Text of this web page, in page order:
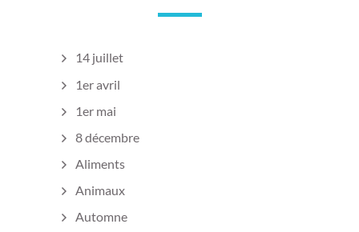
14 juillet
1er avril
1er mai
8 décembre
Aliments
Animaux
Automne